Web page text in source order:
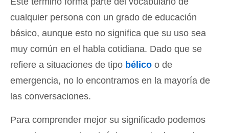
cualquier persona con un grado de educación
básico, aunque esto no significa que su uso sea
muy común en el habla cotidiana. Dado que se
refiere a situaciones de tipo bélico o de
emergencia, no lo encontramos en la mayoría de
las conversaciones.
Para comprender mejor su significado podemos